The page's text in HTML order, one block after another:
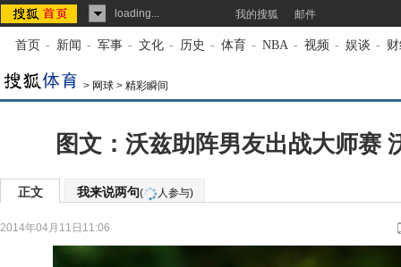
loading... 我的搜狐 邮件
首页 - 新闻 - 军事 - 文化 - 历史 - 体育 - NBA - 视频 - 娱谈 -
> 网球 > 精彩瞬间
图文：沃兹助阵男友出战大师赛
正文 我来说两句( 人参与)
2014年04月11日11:06